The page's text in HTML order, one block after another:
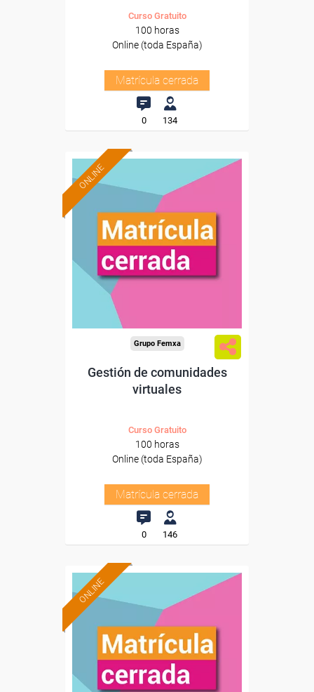
Curso Gratuito
100 horas
Online (toda España)
Matrícula cerrada
0 134
ONLINE
Grupo Femxa
Gestión de comunidades
virtuales
Curso Gratuito
100 horas
Online (toda España)
Matrícula cerrada
0 146
ONLINE